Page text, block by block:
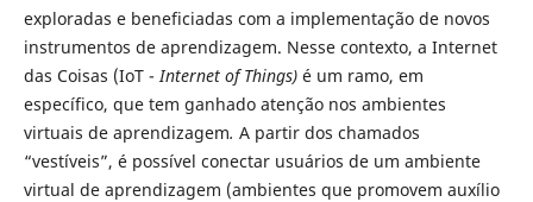
exploradas e beneficiadas com a implementação de novos
instrumentos de aprendizagem. Nesse contexto, a Internet
das Coisas (IoT -Internet of Things) é um ramo, em
específico, que tem ganhado atenção nos ambientes
virtuais de aprendizagem. A partir dos chamados
“vestíveis”, é possível conectar usuários de um ambiente
virtual de aprendizagem (ambientes que promovem auxílio